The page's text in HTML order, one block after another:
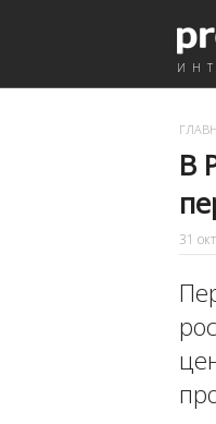
В
31